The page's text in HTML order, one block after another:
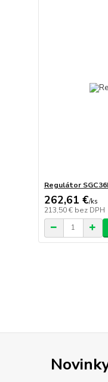
Regulátor
262,61 €/ks
213,50 € bez DPH